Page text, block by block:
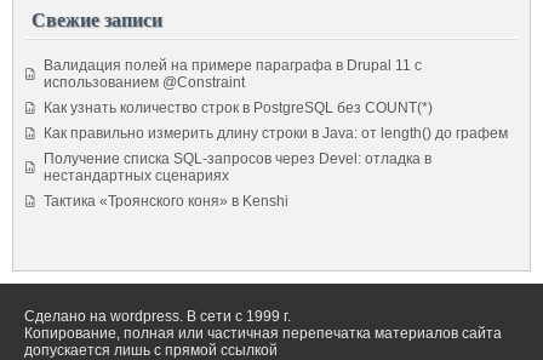
Свежие записи
Валидация полей на примере параграфа в Drupal 11 с
использованием @Constraint
Как узнать количество строк в PostgreSQL без COUNT(*)
Как правильно измерить длину строки в Java: от length() до графем
Получение списка SQL-запросов через Devel: отладка в
нестандартных сценариях
Тактика «Троянского коня» в Kenshi
Сделано на wordpress. В сети с 1999 г.
Копирование, полная или частичная перепечатка материалов сайта
допускается лишь с прямой ссылкой